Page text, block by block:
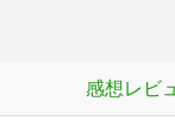
感想レビ